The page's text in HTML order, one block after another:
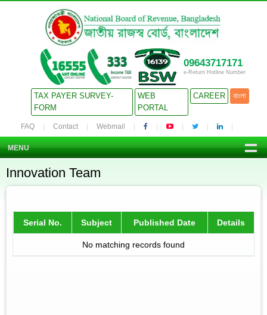
09643717171
e-Return Hotline Number
TAX PAYER SURVEY-
FORM
WEB
PORTAL
CAREER বাংলা
FAQ Contact Webmail
MENU
Innovation Team
Serial No. Subject Published Date Details
No matching records found